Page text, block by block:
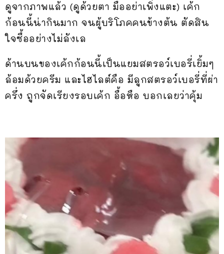
ดูจากภาพแล้ว (ดูด้วยตา มืออย่าเพิ่งแตะ) เค้ก
ก้อนนี้น่ากินมาก จนผู้บริโภคคนข้างต้น ตัดสิน
ใจซื้ออย่างไม่ลังเล
ด้านบนของเค้กก้อนนี้เป็นแยมสตรอว์เบอรี่เยิ้มๆ
ล้อมด้วยครีม และไฮไลต์คือ มีลูกสตรอว์เบอรี่ที่ผ่า
ครึ่ง ถูกจัดเรียงรอบเค้ก อื้อหือ บอกเลยว่าคุ้ม